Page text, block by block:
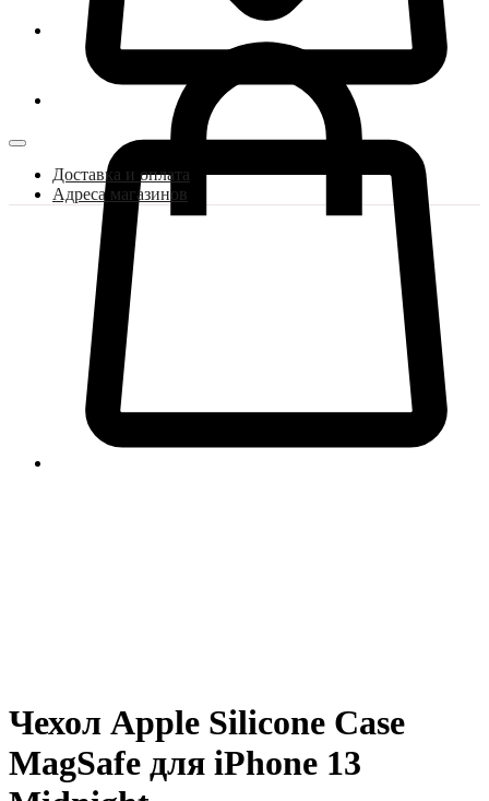
Доставка и оплата
Адреса магазинов
Чехол Apple Silicone Case
MagSafe для iPhone 13